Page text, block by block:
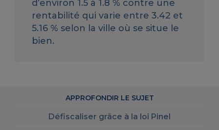
d’environ 1.5 à 1.8 % contre une
rentabilité qui varie entre 3.42 et
5.16 % selon la ville où se situe le
bien.
APPROFONDIR LE SUJET
Défiscaliser grâce à la loi Pinel